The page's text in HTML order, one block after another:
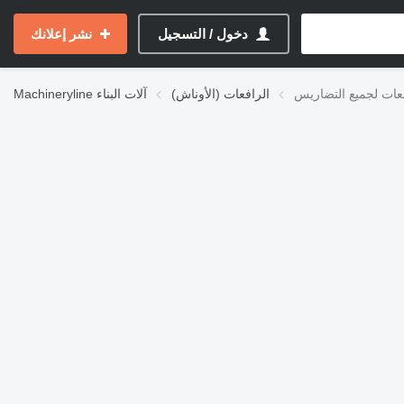
دخول / التسجيل نشر إعلانك
Machineryline آلات البناء الرافعات (الأوناش) لجميع التضاريس